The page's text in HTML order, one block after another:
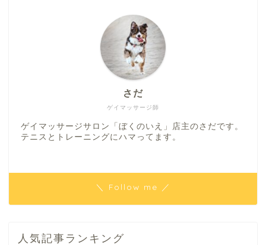
ゲイマッサージ師
さだ
ゲイマッサージサロン「ぼくのいえ」店主のさだです。
テニスとトレーニングにハマってます。
＼ Follow me ／
人気記事ランキング